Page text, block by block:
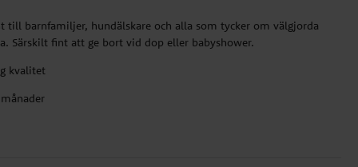
till barnfamiljer, hundälskare och alla som tycker om välgjorda
Särskilt fint att ge bort vid dop eller babyshower.
kvalitet